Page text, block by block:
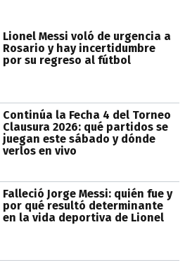
Lionel Messi voló de urgencia a
Rosario y hay incertidumbre
por su regreso al fútbol
Continúa la Fecha 4 del Torneo
Clausura 2026: qué partidos se
juegan este sábado y dónde
verlos en vivo
Falleció Jorge Messi: quién fue y
por qué resultó determinante
en la vida deportiva de Lionel